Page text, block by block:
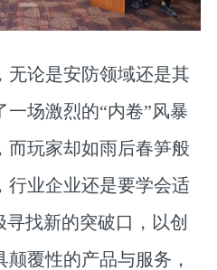
论是安防领域还是其
场激烈的“内卷”风暴
而玩家却如雨后春笋般
行业企业还是要学会适
找新的突破口，以创
覆性的产品与服务，